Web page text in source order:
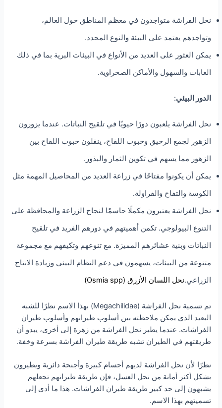
نحل الفراشة متواجدون في معظم المناطق حول العالم،
وتواجدهم يعتمد على البيئة والنوع المحدد.
يمكن العثور على العديد من الأنواع في البيئات البرية بما في ذلك
الغابات والسهول والأماكن الصحراوية.
الدور البيئي:
نحل الفراشة يلعبون دورًا حيويًا في تلقيح النباتات. عندما يزورون
الزهور لجمع الرحيق وحبوب اللقاح، ينقلون حبوب اللقاح بين
الزهور مما يسهم في تكوين الثمار والبذور.
يمكن أن يكونوا مفتاحًا في زراعة العديد من المحاصيل المهمة مثل
الكوسة والتفاح والفراولة.
نحل الفراشة يعتبرون مكملًا حاسمًا لنجاح الزراعة والمحافظة على
التنوع البيولوجي. تكمن أهميتهم في دورهم الفريد في تلقيح
النباتات وبنية عشائرهم المميزة. مع تنوعهم وتكيفهم مع مجموعة
متنوعة من البيئات، يسهمون في دعم النظام البيئي وزيادة الانتاج
الزراعي.نحل اللسان الأزرق (Osmia spp)
تم تسمية نحل الفراشة (Megachilidae) بهذا الاسم نظرًا للشبه
البعيد الذي يمكن ملاحظته بين أسلوب طيرانهم وأسلوب طيران
الفراشات. عندما يطير نحل الفراشة من زهرة إلى أخرى، يبدو أن
طريقتهم في الطيران تشبه طريقة طيران الفراشة بسرعة وخفة.
نظرًا لأن نحل الفراشة لديهم أجسام كبيرة وأجنحة دائرية ويطيرون
بشكل أكثر أمانة من نحل العسل، فإن طريقة طيرانهم تجعلهم
يشبهون إلى حد كبير طريقة طيران الفراشات. هذا ما أدى إلى
تسميتهم بهذا الاسم.